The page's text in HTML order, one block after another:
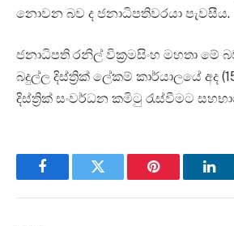
නොවන බව ද ජනාධිපතිවරයා පැවසීය.
ජනාධිපති රනිල් වික්‍රමසිංහ මහතා මේ
බදුල්ල දිස්ත්‍රික් ලේකම් කාර්යාලයේ අද
දිස්ත්‍රික් සංවර්ධන කමිටු රැස්වීමට
FacebookTwitter Pinterest